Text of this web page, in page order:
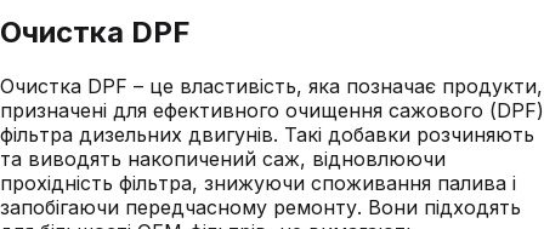
Очистка DPF
Очистка DPF – це властивість, яка позначає продукти,
призначені для ефективного очищення сажового (DPF)
фільтра дизельних двигунів. Такі добавки розчиняють
та виводять накопичений саж, відновлюючи
прохідність фільтра, знижуючи споживання палива і
запобігаючи передчасному ремонту. Вони підходять